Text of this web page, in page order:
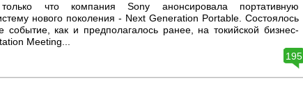
что компания Sony анонсировала портативную
нового поколения - Next Generation Portable. Состоялось
событие, как и предполагалось ранее, на токийской бизнес-
Meeting...
195